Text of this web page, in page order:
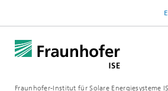
Fraunhofer-Institut für Solare Energiesysteme